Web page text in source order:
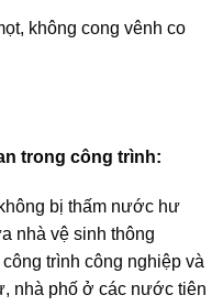
không cong vênh co
trong công trình:
bị thấm nước hư
nhà vệ sinh thông
trình công nghiệp và
nhà phố ở các nước tiên